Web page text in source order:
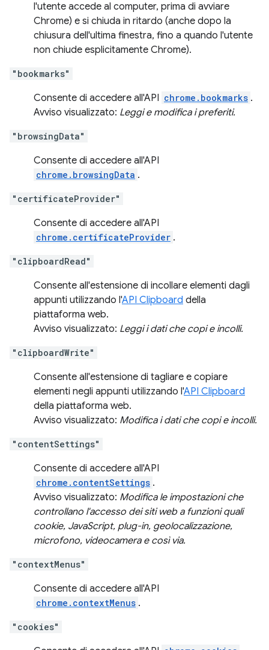
l'utente accede al computer, prima di avviare
Chrome) e si chiuda in ritardo (anche dopo la
chiusura dell'ultima finestra, fino a quando l'utente
non chiude esplicitamente Chrome).
"bookmarks"
Consente di accedere all'API chrome.bookmarks .
Avviso visualizzato: Leggi e modifica i preferiti.
"browsingData"
Consente di accedere all'API
chrome.browsingData .
"certificateProvider"
Consente di accedere all'API
chrome.certificateProvider .
"clipboardRead"
Consente all'estensione di incollare elementi dagli
appunti utilizzando l'API Clipboard della
piattaforma web.
Avviso visualizzato: Leggi i dati che copi e incolli.
"clipboardWrite"
Consente all'estensione di tagliare e copiare
elementi negli appunti utilizzando l'API Clipboard
della piattaforma web.
Avviso visualizzato: Modifica i dati che copi e incolli.
"contentSettings"
Consente di accedere all'API
chrome.contentSettings .
Avviso visualizzato: Modifica le impostazioni che
controllano l'accesso dei siti web a funzioni quali
cookie, JavaScript, plug-in, geolocalizzazione,
microfono, videocamera e così via.
"contextMenus"
Consente di accedere all'API
chrome.contextMenus .
"cookies"